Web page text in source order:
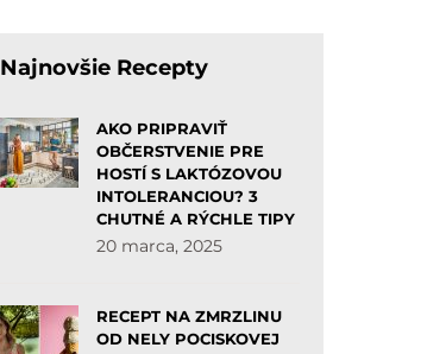
Najnovšie Recepty
AKO PRIPRAVIŤ
OBČERSTVENIE PRE
HOSTÍ S LAKTÓZOVOU
INTOLERANCIOU? 3
CHUTNÉ A RÝCHLE TIPY
20 marca, 2025
RECEPT NA ZMRZLINU
OD NELY POCISKOVEJ